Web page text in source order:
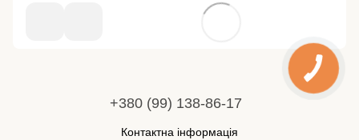
+380 (99) 138-86-17
Контактна інформація